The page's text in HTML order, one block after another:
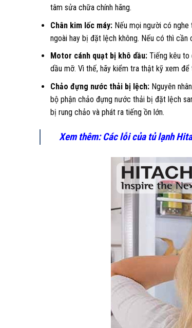
tâm sửa chữa chính hãng.
Chân kim lốc máy: Nếu mọi người có
ngoài hay bị đặt lệch không. Nếu có thì
Motor cánh quạt bị khô dầu: Tiếng kêu to
dầu mỡ. Vì thế, hãy kiểm tra thật kỹ xem
Chảo đựng nước thải bị lệch: Nguyên
bộ phận chảo đựng nước thải bị đặt lệch
bị rung chảo và phát ra tiếng ồn lớn.
Xem thêm:Các lỗi của tủ lạnh